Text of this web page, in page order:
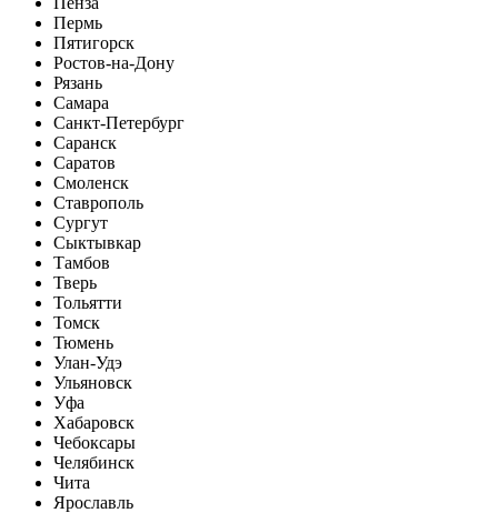
Пермь
Пятигорск
Ростов-на-Дону
Рязань
Самара
Санкт-Петербург
Саранск
Саратов
Смоленск
Ставрополь
Сургут
Сыктывкар
Тамбов
Тверь
Тольятти
Томск
Тюмень
Улан-Удэ
Ульяновск
Уфа
Хабаровск
Чебоксары
Челябинск
Чита
Ярославль